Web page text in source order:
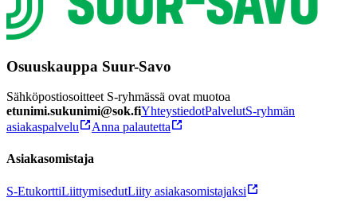
Osuuskauppa Suur-Savo
Sähköpostiosoitteet S-ryhmässä ovat muotoa
etunimi.sukunimi@sok.fiYhteystiedotPalvelutS-ryhmän
asiakaspalvelu
Anna palautetta
Asiakasomistaja
S-EtukorttiLiittymisedutLiity asiakasomistajaksi